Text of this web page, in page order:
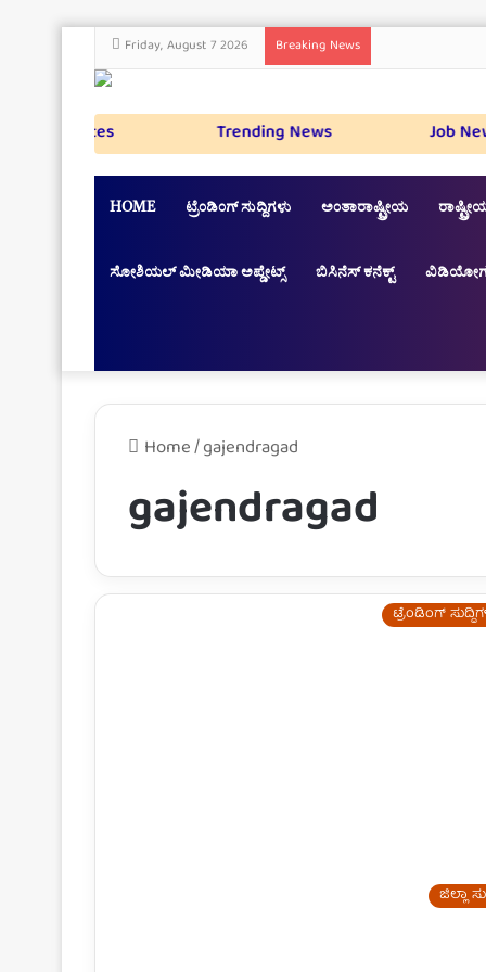
Friday, August 7 2026 Breaking News
Trending News Job News
HOME ಟ್ರೆಂಡಿಂಗ್ ಸುದ್ದಿಗಳು ಅಂತಾರಾಷ್ಟ್ರೀಯ
ಸೋಶಿಯಲ್ ಮೀಡಿಯಾ ಅಪ್ಡೇಟ್ಸ್ ಬಿಸಿನೆಸ್ ಕನೆಕ್ಟ್
Home/gajendragad
gajendragad
ಟ್ರೆಂಡಿಂಗ್
ಜಿಲ್ಲಾ